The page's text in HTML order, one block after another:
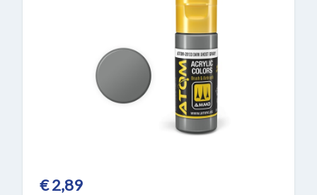
€ 2,89